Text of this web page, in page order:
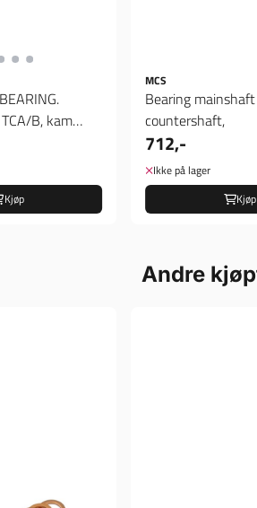
B, kam
Kjøp
MCS
Bearing
countershaft,
712,-
Ikke på lager
Kjøp
Andre